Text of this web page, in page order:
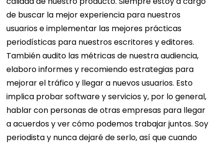
de buscar la mejor experiencia para nuestros
usuarios e implementar las mejores prácticas
periodísticas para nuestros escritores y editores.
También audito las métricas de nuestra audiencia,
elaboro informes y recomiendo estrategias para
mejorar el tráfico y llegar a nuevos usuarios. Esto
implica probar software y servicios y, por lo general,
hablar con personas de otras empresas para llegar
a acuerdos y ver cómo podemos trabajar juntos. Soy
periodista y nunca dejaré de serlo, así que cuando